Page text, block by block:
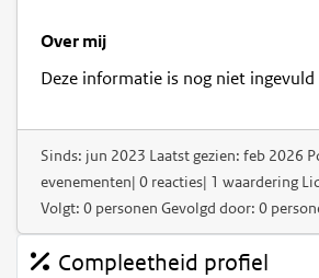
Over mij
Deze informatie is nog niet ingevuld
Sinds: jun 2023 Laatst gezien: feb 2026
evenementen| 0 reacties| 1 waardering
Volgt: 0 personen Gevolgd door: 0
Compleetheid profiel